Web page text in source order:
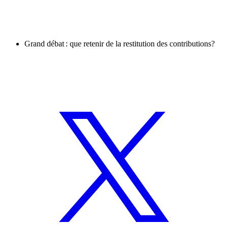
Grand débat : que retenir de la restitution des contributions?